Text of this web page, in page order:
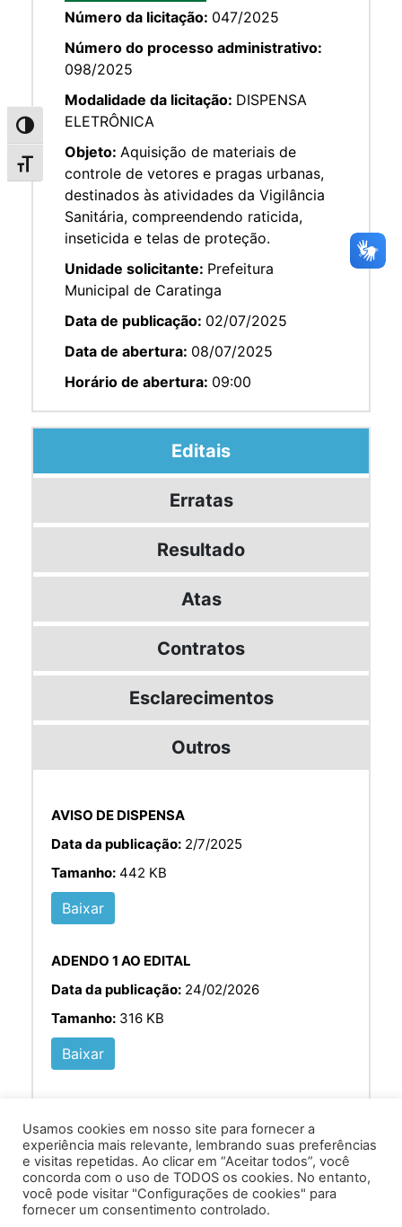
Alternar alto contraste
Alternar tamanho da fonte
Número da licitação: 047/2025
Número do processo administrativo:
098/2025
Modalidade da licitação: DISPENSA
ELETRÔNICA
Objeto: Aquisição de materiais de
controle de vetores e pragas urbanas,
destinados às atividades da Vigilância
Sanitária, compreendendo raticida,
inseticida e telas de proteção.
Unidade solicitante: Prefeitura
Municipal de Caratinga
Data de publicação: 02/07/2025
Data de abertura: 08/07/2025
Horário de abertura: 09:00
Editais
Erratas
Resultado
Atas
Contratos
Esclarecimentos
Outros
AVISO DE DISPENSA
Data da publicação: 2/7/2025
Tamanho: 442 KB
Baixar
ADENDO 1 AO EDITAL
Data da publicação: 24/02/2026
Tamanho: 316 KB
Baixar
Av. Prof. Armando Alves da Silva, nº 1950 - Zacarias,
Caratinga - MG - 35302-403 / Tel: (33) 3329 8000
Usamos cookies em nosso site para fornecer a
experiência mais relevante, lembrando suas preferências
e visitas repetidas. Ao clicar em “Aceitar todos”, você
concorda com o uso de TODOS os cookies. No entanto,
você pode visitar "Configurações de cookies" para
fornecer um consentimento controlado.